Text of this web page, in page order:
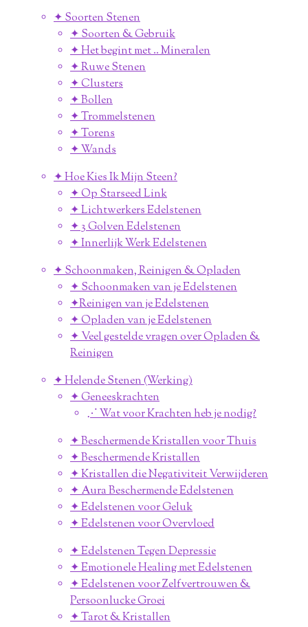
✦ Soorten Stenen
✦ Soorten & Gebruik
✦ Het begint met .. Mineralen
✦ Ruwe Stenen
✦ Clusters
✦ Bollen
✦ Trommelstenen
✦ Torens
✦ Wands
✦ Hoe Kies Ik Mijn Steen?
✦ Op Starseed Link
✦ Lichtwerkers Edelstenen
✦ 3 Golven Edelstenen
✦ Innerlijk Werk Edelstenen
✦ Schoonmaken, Reinigen & Opladen
✦ Schoonmaken van je Edelstenen
✦Reinigen van je Edelstenen
✦ Opladen van je Edelstenen
✦ Veel gestelde vragen over Opladen &
Reinigen
✦ Helende Stenen (Werking)
✦ Geneeskrachten
⋰ Wat voor Krachten heb je nodig?
✦ Beschermende Kristallen voor Thuis
✦ Beschermende Kristallen
✦ Kristallen die Negativiteit Verwijderen
✦ Aura Beschermende Edelstenen
✦ Edelstenen voor Geluk
✦ Edelstenen voor Overvloed
✦ Edelstenen Tegen Depressie
✦ Emotionele Healing met Edelstenen
✦ Edelstenen voor Zelfvertrouwen &
Persoonlucke Groei
✦ Tarot & Kristallen